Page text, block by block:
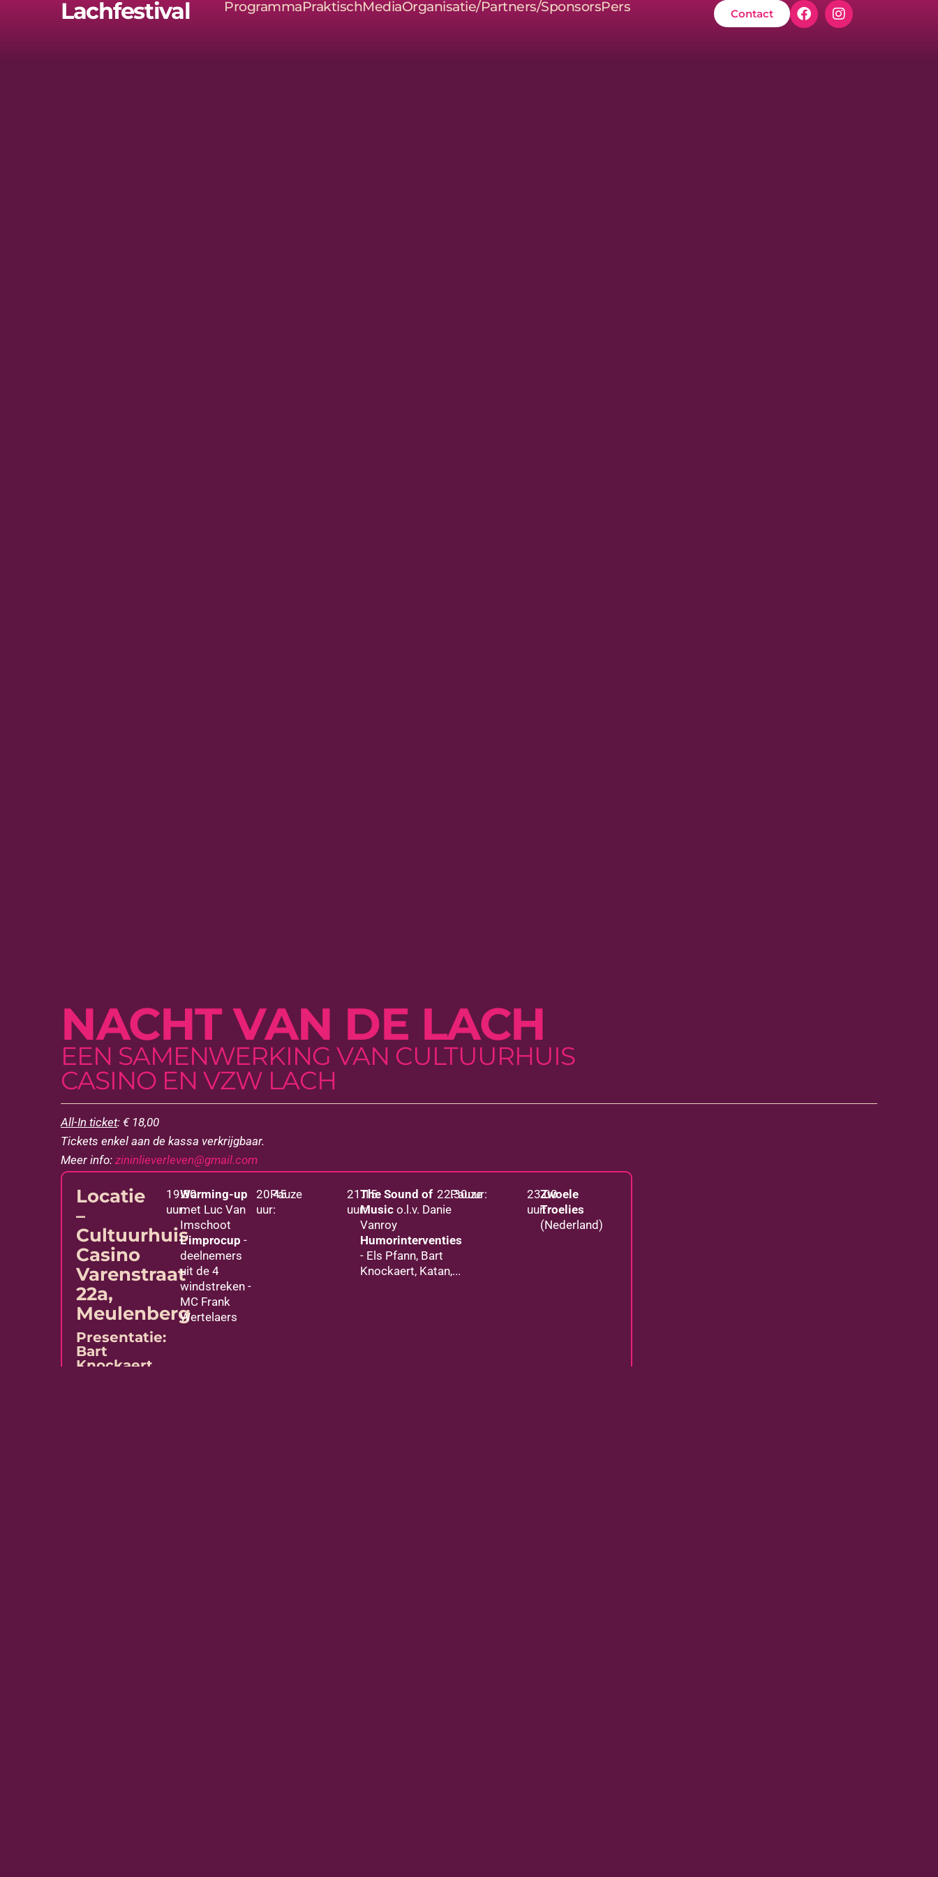
Lachfestival ProgrammaPraktischMediaOrganisatie/Partners/SponsorsPers Contact
NACHT VAN DE LACH
EEN SAMENWERKING VAN CULTUURHUIS
CASINO EN VZW LACH
All-In ticket: € 18,00
Tickets enkel aan de kassa verkrijgbaar.
Meer info: zininlieverleven@gmail.com
Locatie
–
Cultuurhuis
Casino
Varenstraat
22a,
Meulenberg
Presentatie:
Bart
Knockaert
19.30
uur:
Warming-up
met Luc Van
Imschoot
L'improcup -
deelnemers
uit de 4
windstreken -
MC Frank
Wertelaers
20.45
uur:
Pauze
21.15
uur:
The Sound of
Music o.l.v. Danie
Vanroy
Humorinterventies
- Els Pfann, Bart
Knockaert, Katan,...
22.30uur:
Pauze
23.00
uur:
Zwoele
Troelies
(Nederland)